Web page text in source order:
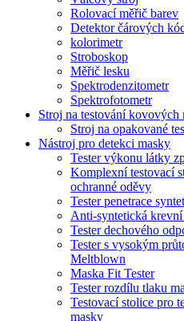
Rolovací měřič barev
Detektor čárových
kolorimetr
Stroboskop
Měřič lesku
Spektrodenzitometr
Spektrofotometr
Stroj na testování kovových
Stroj na opakované
Nástroj pro detekci masky
Tester výkonu látky
Komplexní testovací
ochranné oděvy
Tester penetrace
Anti-syntetická krevní
Tester dechového
Tester s vysokým
Meltblown
Maska Fit Tester
Tester rozdílu tlaku
Testovací stolice pro
masky